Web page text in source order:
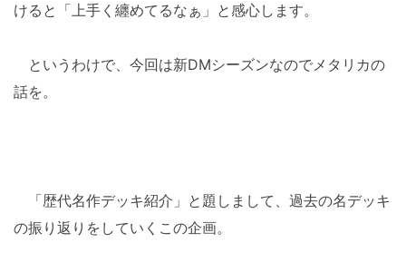
けると「上手く纏めてるなぁ」と感心します。
というわけで、今回は新DMシーズンなのでメタリカの
話を。
「歴代名作デッキ紹介」と題しまして、過去の名デッキ
の振り返りをしていくこの企画。